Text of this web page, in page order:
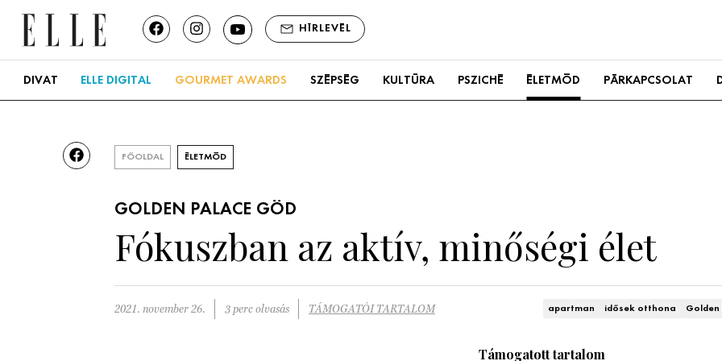
HÍRLEVÉL
DIVAT ELLE DIGITAL GOURMET AWARDS SZÉPSÉG KULTÚRA PSZICHÉ ÉLETMÓD PÁRKAPCSOLAT
FŐOLDAL ÉLETMÓD
GOLDEN PALACE GÖD
Fókuszban az aktív, minőségi élet
2021. november 26. 3 perc olvasás TÁMOGATÓI TARTALOM apartman idősek otthona Golden
Támogatott tartalom